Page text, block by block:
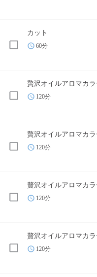
カット
60分
贅沢オイルアロマカラ
120分
贅沢オイルアロマカラ
120分
贅沢オイルアロマカラ
120分
贅沢オイルアロマカラ
120分